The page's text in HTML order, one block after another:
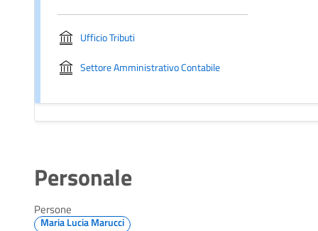
Ufficio Tributi
Settore Amministrativo Contabile
Personale
Persone
Maria Lucia Marucci